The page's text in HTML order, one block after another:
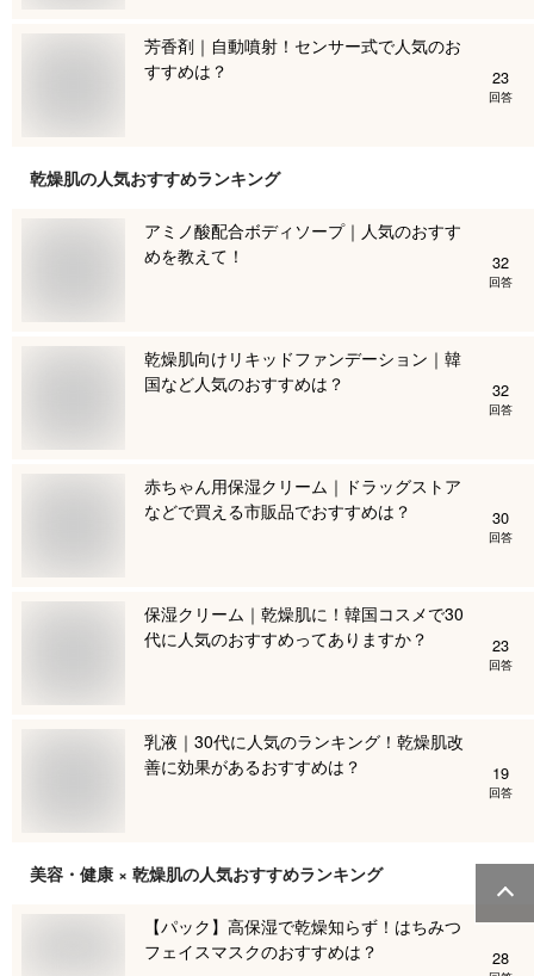
芳香剤｜自動噴射！センサー式で人気のお
すすめは？
23
回答
乾燥肌の人気おすすめランキング
アミノ酸配合ボディソープ｜人気のおすす
めを教えて！
32
回答
乾燥肌向けリキッドファンデーション｜韓
国など人気のおすすめは？
32
回答
赤ちゃん用保湿クリーム｜ドラッグストア
などで買える市販品でおすすめは？
30
回答
保湿クリーム｜乾燥肌に！韓国コスメで30
代に人気のおすすめってありますか？
23
回答
乳液｜30代に人気のランキング！乾燥肌改
善に効果があるおすすめは？
19
回答
美容・健康 × 乾燥肌の人気おすすめランキング
【パック】高保湿で乾燥知らず！はちみつ
フェイスマスクのおすすめは？
28